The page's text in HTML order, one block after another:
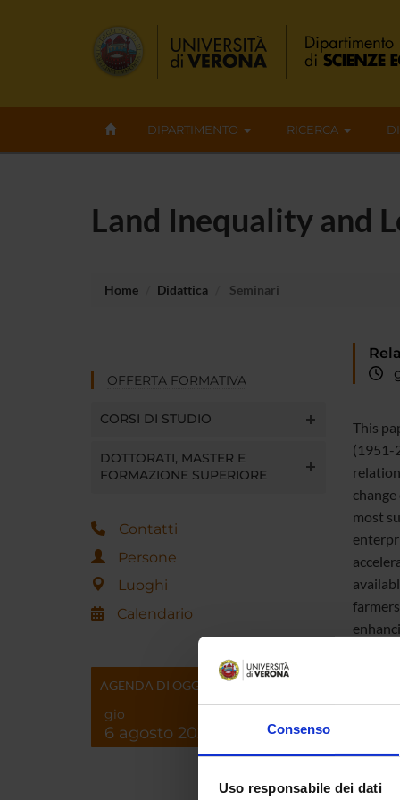
Consenso
Uso responsabile dei dati
DIPARTIMENTO RICERCA
Land Inequality and
Home Didattica Seminari
OFFERTA FORMATIVA
CORSI DI STUDIO
DOTTORATI, MASTER E
FORMAZIONE SUPERIORE
Contatti
Persone
Luoghi
Calendario
AGENDA DI OGGI
gio
6 agosto 2026
This
(1951-
most